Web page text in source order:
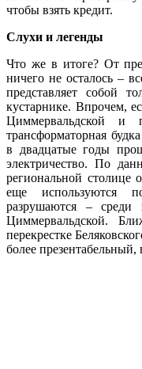
чтобы взять кредит.
Слухи и легенды
Что же в итоге? От
ничего не осталось –
представляет собой
кустарнике. Впрочем,
Циммервальдской и
трансформаторная
в двадцатые годы
электричество. По
региональной столице
еще используются
разрушаются –
Циммервальдской.
перекрестке
более презентабельный,